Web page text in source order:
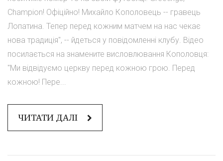
Champion! Офіційно! Михайло Кополовець -- гравець
Лопатина. Тепер перед кожним матчем на нас чекає
нова традиція", -- йдеться у повідомленні клубу. Відео
посилається на знамените висловлювання Кополовця:
"Ми відвідуємо церкву перед кожною грою. Перед
кожною! Пере...
ЧИТАТИ ДАЛІ